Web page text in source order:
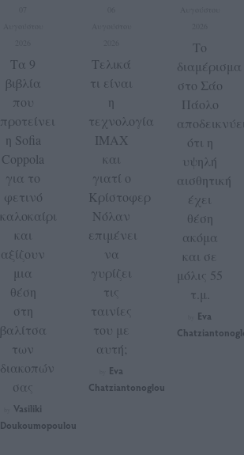
Τα 9
βιβλία
που
προτείνει
η Sofia
Coppola
για το
φετινό
καλοκαίρι
και
αξίζουν
μια
θέση
στη
βαλίτσα
των
διακοπών
σας
Vasiliki
Doukoumopoulou
Τελικά
τι είναι
η
τεχνολογία
IMAX
και
γιατί ο
Κρίστοφερ
Νόλαν
επιμένει
να
γυρίζει
τις
ταινίες
του με
αυτή;
Eva
Chatziantonoglou
Το
διαμέρισμα
στο Σάο
Πάολο
ότι η
υψηλή
αισθητική
έχει
θέση
ακόμα
και σε
μόλις 55
τ.μ.
Eva